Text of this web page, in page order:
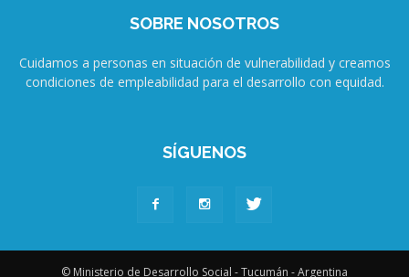
SOBRE NOSOTROS
Cuidamos a personas en situación de vulnerabilidad y creamos
condiciones de empleabilidad para el desarrollo con equidad.
SÍGUENOS
© Ministerio de Desarrollo Social - Tucumán - Argentina